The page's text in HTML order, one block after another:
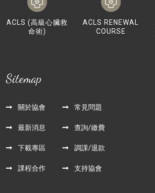
ACLS (高級心臟救
命術)
ACLS RENEWAL
COURSE
Sitemap
關於協會
最新消息
下載專區
課程合作
常見問題
查詢/繳費
調課/退款
支持協會